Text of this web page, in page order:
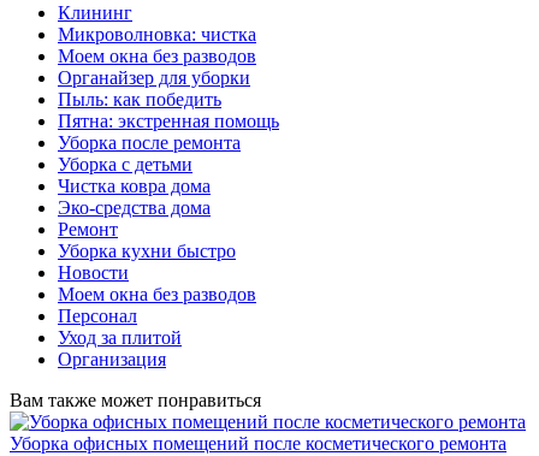
Клининг
Микроволновка: чистка
Моем окна без разводов
Органайзер для уборки
Пыль: как победить
Пятна: экстренная помощь
Уборка после ремонта
Уборка с детьми
Чистка ковра дома
Эко-средства дома
Ремонт
Уборка кухни быстро
Новости
Моем окна без разводов
Персонал
Уход за плитой
Организация
Вам также может понравиться
Уборка офисных помещений после косметического ремонта